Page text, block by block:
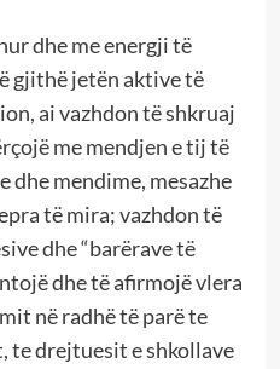
dhe me energji të
gjithë jetën aktive të
ai vazhdon të shkruaj
me mendjen e tij të
dhe mendime, mesazhe
të mira; vazhdon të
dhe “barërave të
dhe të afirmojë vlera
në radhë të parë te
te drejtuesit e shkollave